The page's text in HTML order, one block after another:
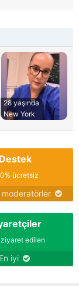
28 yaşında
New York
Destek
ücretsiz
moderatörler
edilen
En iyi